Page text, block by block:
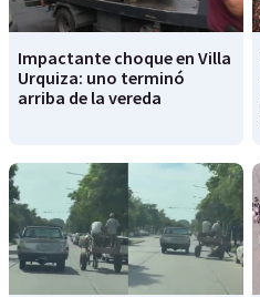
Impactante choque en Villa
Urquiza: uno terminó
arriba de la vereda